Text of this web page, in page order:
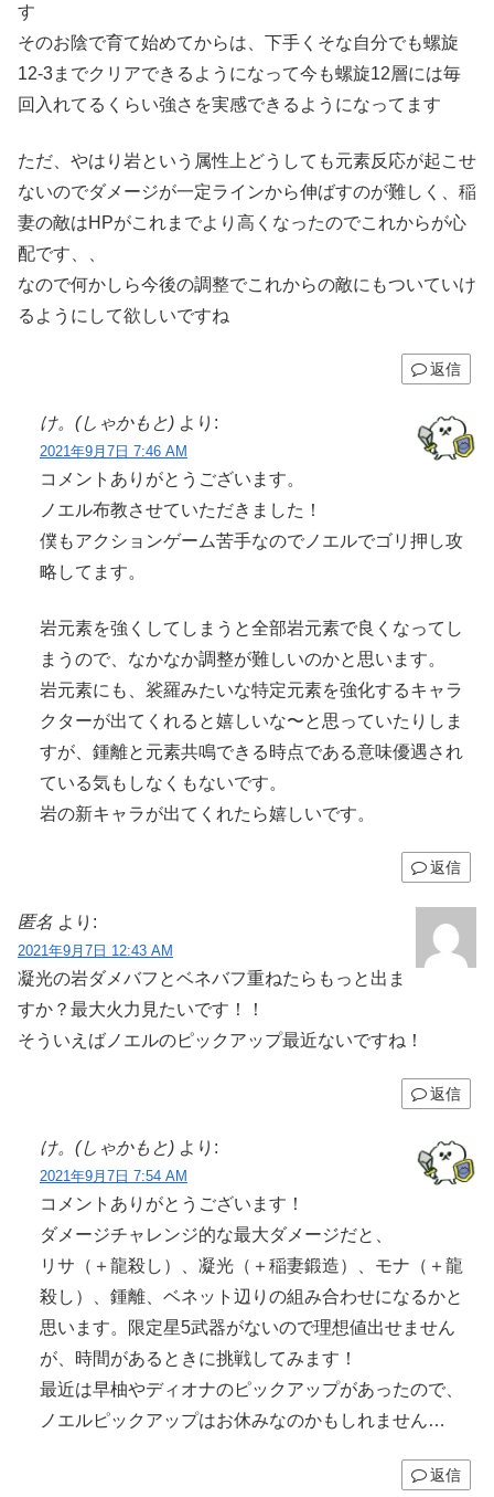
す
そのお陰で育て始めてからは、下手くそな自分でも螺旋
12-3までクリアできるようになって今も螺旋12層には毎
回入れてるくらい強さを実感できるようになってます
ただ、やはり岩という属性上どうしても元素反応が起こせ
ないのでダメージが一定ラインから伸ばすのが難しく、稲
妻の敵はHPがこれまでより高くなったのでこれからが心
配です、、
なので何かしら今後の調整でこれからの敵にもついていけ
るようにして欲しいですね
返信
け。(しゃかもと) より:
2021年9月7日 7:46 AM
コメントありがとうございます。
ノエル布教させていただきました！
僕もアクションゲーム苦手なのでノエルでゴリ押し攻
略してます。
岩元素を強くしてしまうと全部岩元素で良くなってし
まうので、なかなか調整が難しいのかと思います。
岩元素にも、裟羅みたいな特定元素を強化するキャラ
クターが出てくれると嬉しいな〜と思っていたりしま
すが、鍾離と元素共鳴できる時点である意味優遇され
ている気もしなくもないです。
岩の新キャラが出てくれたら嬉しいです。
返信
匿名 より:
2021年9月7日 12:43 AM
凝光の岩ダメバフとベネバフ重ねたらもっと出ま
すか？最大火力見たいです！！
そういえばノエルのピックアップ最近ないですね！
返信
け。(しゃかもと) より:
2021年9月7日 7:54 AM
コメントありがとうございます！
ダメージチャレンジ的な最大ダメージだと、
リサ（＋龍殺し）、凝光（＋稲妻鍛造）、モナ（＋龍
殺し）、鍾離、ベネット辺りの組み合わせになるかと
思います。限定星5武器がないので理想値出せません
が、時間があるときに挑戦してみます！
最近は早柚やディオナのピックアップがあったので、
ノエルピックアップはお休みなのかもしれません…
返信